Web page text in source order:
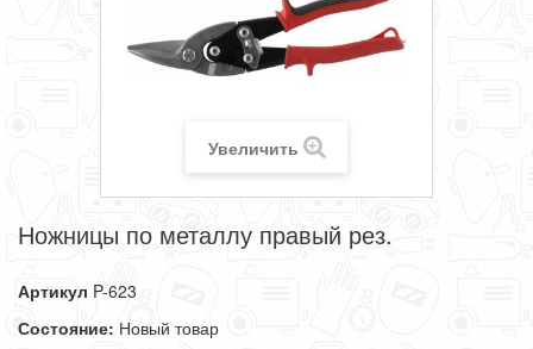
Увеличить
Ножницы по металлу правый рез.
Артикул P-623
Состояние: Новый товар